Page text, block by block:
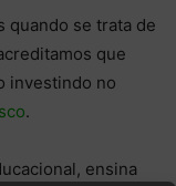
quando se trata de
que
investindo no
.
ensina